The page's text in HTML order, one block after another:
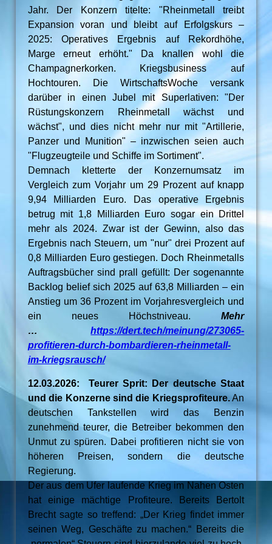
Jahr. Der Konzern titelte: "Rheinmetall treibt
Expansion voran und bleibt auf Erfolgskurs –
2025: Operatives Ergebnis auf Rekordhöhe,
Marge erneut erhöht." Da knallen wohl die
Champagnerkorken. Kriegsbusiness auf
Hochtouren. Die WirtschaftsWoche versank
darüber in einen Jubel mit Superlativen: "Der
Rüstungskonzern Rheinmetall wächst und
wächst", und dies nicht mehr nur mit "Artillerie,
Panzer und Munition" – inzwischen seien auch
"Flugzeugteile und Schiffe im Sortiment".
Demnach kletterte der Konzernumsatz im
Vergleich zum Vorjahr um 29 Prozent auf knapp
9,94 Milliarden Euro. Das operative Ergebnis
betrug mit 1,8 Milliarden Euro sogar ein Drittel
mehr als 2024. Zwar ist der Gewinn, also das
Ergebnis nach Steuern, um "nur" drei Prozent auf
0,8 Milliarden Euro gestiegen. Doch Rheinmetalls
Auftragsbücher sind prall gefüllt: Der sogenannte
Backlog belief sich 2025 auf 63,8 Milliarden – ein
Anstieg um 36 Prozent im Vorjahresvergleich und
ein neues Höchstniveau.Mehr
…https://dert.tech/meinung/273065-
profitieren-durch-bombardieren-rheinmetall-
im-kriegsrausch/
12.03.2026: Teurer Sprit: Der deutsche Staat
und die Konzerne sind die Kriegsprofiteure.An
deutschen Tankstellen wird das Benzin
zunehmend teurer, die Betreiber bekommen den
Unmut zu spüren. Dabei profitieren nicht sie von
höheren Preisen, sondern die deutsche
Regierung.
Der aus dem Ufer laufende Krieg im Nahen Osten
hat einige mächtige Profiteure. Bereits Bertolt
Brecht sagte so treffend: „Der Krieg findet immer
seinen Weg, Geschäfte zu machen.“ Bereits die